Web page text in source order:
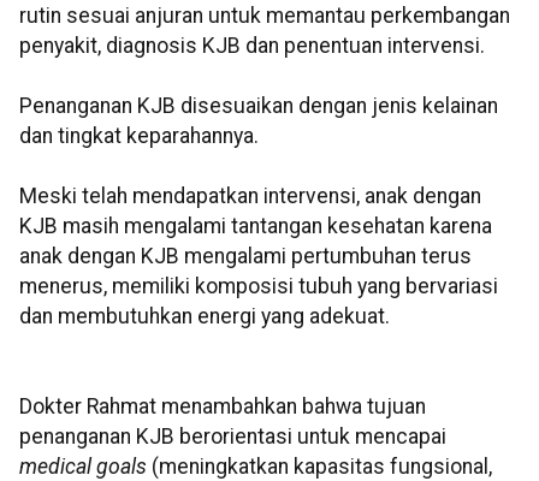
rutin sesuai anjuran untuk memantau perkembangan
penyakit, diagnosis KJB dan penentuan intervensi.
Penanganan KJB disesuaikan dengan jenis kelainan
dan tingkat keparahannya.
Meski telah mendapatkan intervensi, anak dengan
KJB masih mengalami tantangan kesehatan karena
anak dengan KJB mengalami pertumbuhan terus
menerus, memiliki komposisi tubuh yang bervariasi
dan membutuhkan energi yang adekuat.
Dokter Rahmat menambahkan bahwa tujuan
penanganan KJB berorientasi untuk mencapai
medical goals (meningkatkan kapasitas fungsional,